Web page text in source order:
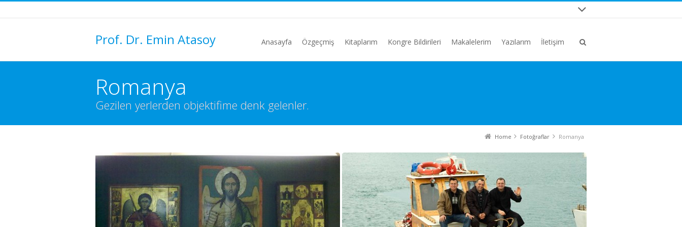
Prof. Dr. Emin Atasoy Anasayfa Özgeçmiş Kitaplarım Kongre Bildirileri Makalelerim Yazılarım İletişim
Romanya
Gezilen yerlerden objektifime denk gelenler.
Home Fotoğraflar Romanya